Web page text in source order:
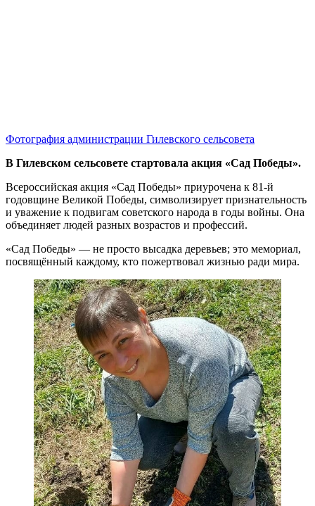
Фотография администрации Гилевского сельсовета
В Гилевском сельсовете стартовала акция «Сад Победы».
Всероссийская акция «Сад Победы» приурочена к 81-й
годовщине Великой Победы, символизирует признательность
и уважение к подвигам советского народа в годы войны. Она
объединяет людей разных возрастов и профессий.
«Сад Победы» — не просто высадка деревьев; это мемориал,
посвящённый каждому, кто пожертвовал жизнью ради мира.